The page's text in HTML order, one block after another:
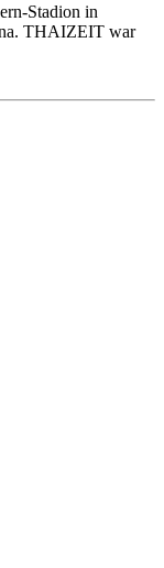
Stadion in
THAIZEIT war